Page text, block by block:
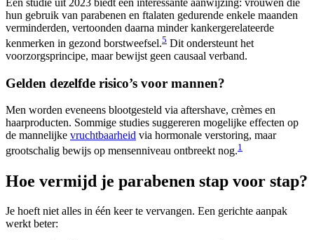
hun gebruik van parabenen en ftalaten gedurende enkele maanden
verminderden, vertoonden daarna minder kankergerelateerde
kenmerken in gezond borstweefsel.5 Dit ondersteunt het
voorzorgsprincipe, maar bewijst geen causaal verband.
Gelden dezelfde risico’s voor mannen?
Men worden eveneens blootgesteld via aftershave, crèmes en
haarproducten. Sommige studies suggereren mogelijke effecten op
de mannelijke vruchtbaarheid via hormonale verstoring, maar
grootschalig bewijs op mensenniveau ontbreekt nog.1
Hoe vermijd je parabenen stap voor stap?
Je hoeft niet alles in één keer te vervangen. Een gerichte aanpak
werkt beter: